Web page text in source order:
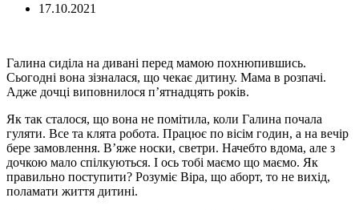
17.10.2021
Галина сиділа на дивані перед мамою похнюпившись.
Сьогодні вона зізналася, що чекає дитину. Мама в розпачі.
Адже дочці виповнилося п’ятнадцять років.
Як так сталося, що вона не помітила, коли Галина почала
гуляти. Все та клята робота. Працює по вісім годин, а на вечір
бере замовлення. В’яже носки, светри. Начебто вдома, але з
дочкою мало спілкуються. І ось тобі маємо що маємо. Як
правильно поступити? Розуміє Віра, що аборт, то не вихід,
поламати життя дитині.